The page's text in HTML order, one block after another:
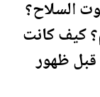
السلاح؟
كيف كانت
قبل ظهور